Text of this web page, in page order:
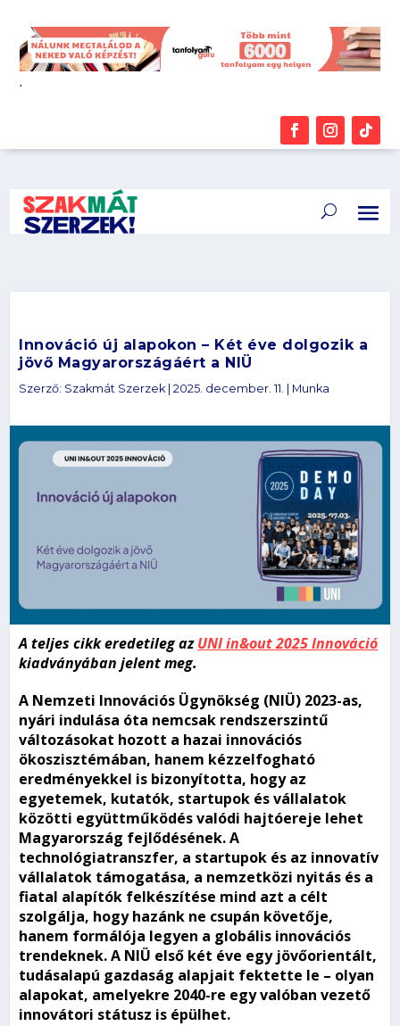
.
Innováció új alapokon – Két éve dolgozik a
jövő Magyarországáért a NIÜ
Szerző: Szakmát Szerzek|2025. december. 11. Munka
A teljes cikk eredetileg azUNI in&out 2025 Innováció
kiadványában jelent meg.
A Nemzeti Innovációs Ügynökség (NIÜ) 2023-as,
nyári indulása óta nemcsak rendszerszintű
változásokat hozott a hazai innovációs
ökoszisztémában, hanem kézzelfogható
eredményekkel is bizonyította, hogy az
egyetemek, kutatók, startupok és vállalatok
közötti együttműködés valódi hajtóereje lehet
Magyarország fejlődésének. A
technológiatranszfer, a startupok és az innovatív
vállalatok támogatása, a nemzetközi nyitás és a
fiatal alapítók felkészítése mind azt a célt
szolgálja, hogy hazánk ne csupán követője,
hanem formálója legyen a globális innovációs
trendeknek. A NIÜ első két éve egy jövőorientált,
tudásalapú gazdaság alapjait fektette le – olyan
alapokat, amelyekre 2040-re egy valóban vezető
innovátori státusz is épülhet.